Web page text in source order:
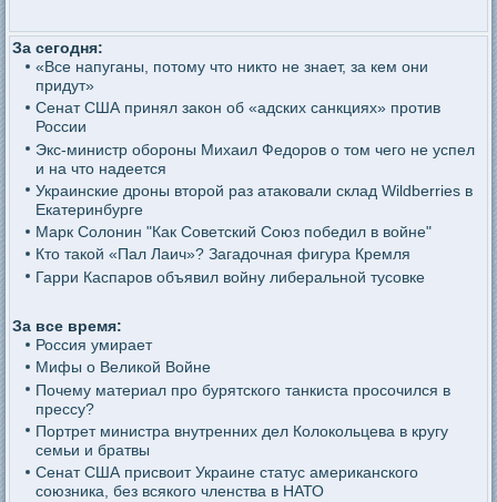
За сегодня:
«Все напуганы, потому что никто не знает, за кем они
придут»
Сенат США принял закон об «адских санкциях» против
России
Экс-министр обороны Михаил Федоров о том чего не успел
и на что надеется
Украинские дроны второй раз атаковали склад Wildberries в
Екатеринбурге
Марк Солонин "Как Советский Союз победил в войне"
Кто такой «Пал Лаич»? Загадочная фигура Кремля
Гарри Каспаров объявил войну либеральной тусовке
За все время:
Россия умирает
Мифы о Великой Войне
Почему материал про бурятского танкиста просочился в
прессу?
Портрет министра внутренних дел Колокольцева в кругу
семьи и братвы
Сенат США присвоит Украине статус американского
союзника, без всякого членства в НАТО